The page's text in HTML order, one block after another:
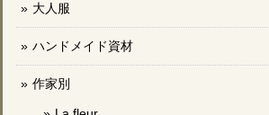
大人服
ハンドメイド資材
作家別